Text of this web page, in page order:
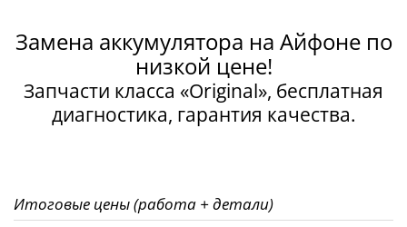
Замена аккумулятора на Айфоне по
низкой цене!
Запчасти класса «Original», бесплатная
диагностика, гарантия качества.
Итоговые цены (работа + детали)